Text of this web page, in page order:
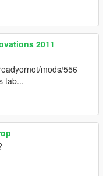
2011
mods/556
tab...